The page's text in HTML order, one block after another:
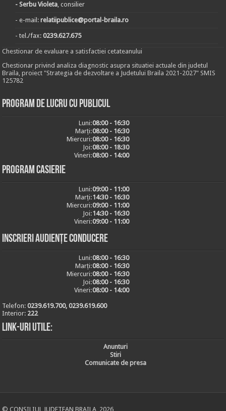
- Serbu Violeta, consilier
- e-mail:relatiipublice@portal-braila.ro
- tel./fax:0239.627.675
Chestionar de evaluare a satisfactiei cetateanului
Chestionar privind analiza diagnostic asupra situatiei actuale din judetul
Braila, proiect "Strategia de dezvoltare a Judetului Braila 2021-2027" SMIS
125782
Program de lucru cu publicul
Luni:08:00 - 16:30
Marți:08:00 - 16:30
Miercuri:08:00 - 16:30
Joi:08:00 - 18:30
Vineri:08:00 - 14:00
Program casierie
Luni:09:00 - 11:00
Marți:14:30 - 16:30
Miercuri:09:00 - 11:00
Joi:14:30 - 16:30
Vineri:09:00 - 11:00
Inscrieri audiențe conducere
Luni:08:00 - 16:30
Marți:08:00 - 16:30
Miercuri:08:00 - 16:30
Joi:08:00 - 16:30
Vineri:08:00 - 14:00
Telefon:0239.619.700, 0239.619.600
Interior: 222
Link-uri utile:
Anunturi
Stiri
Comunicate de presa
© CONSILIUL JUDETEAN BRAILA, 2026